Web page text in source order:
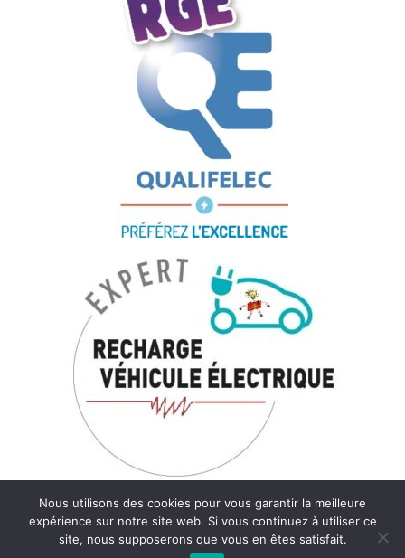
Copyright © 2023, DARRIOT ELECTRICITÉ.
Tous droits réservés.
Nous utilisons des cookies pour vous garantir la meilleure
expérience sur notre site web. Si vous continuez à utiliser ce
site, nous supposerons que vous en êtes satisfait.